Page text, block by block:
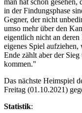
in der Findungsphase
Gegner, der nicht
umso mehr über den
eigentlich nicht an deren
eigenes Spiel
Ende zählt aber der
kommen."
Das nächste Heimspiel
Freitag (01.10.2021)
Statistik: